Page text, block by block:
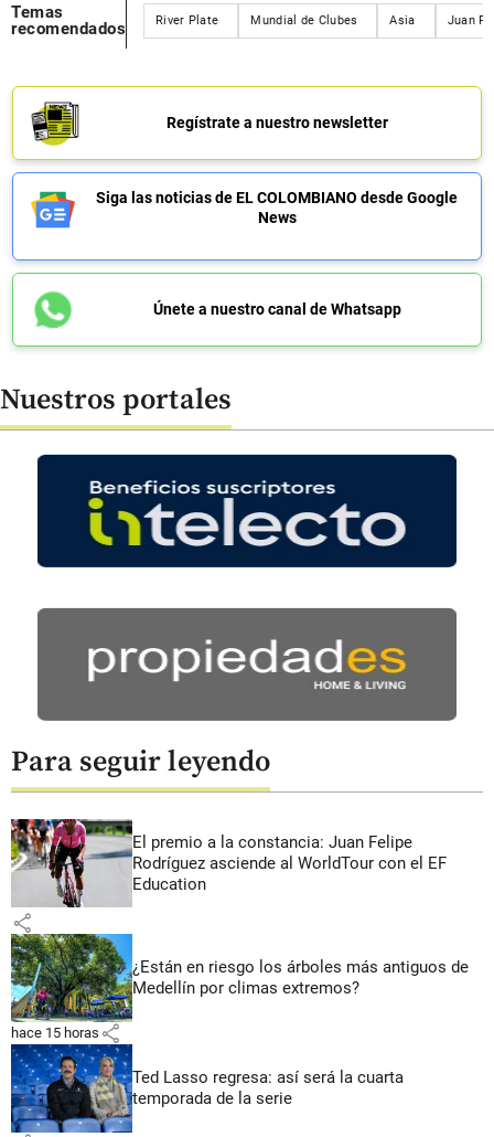
Temas
recomendados
River Plate Mundial de Clubes Asia Juan
Regístrate a nuestro newsletter
Siga las noticias de EL COLOMBIANO desde Google
News
Únete a nuestro canal de Whatsapp
Nuestros portales
Para seguir leyendo
El premio a la constancia: Juan Felipe
Rodríguez asciende al WorldTour con el EF
Education
share
¿Están en riesgo los árboles más antiguos de
Medellín por climas extremos?
hace 15 horas share
Ted Lasso regresa: así será la cuarta
temporada de la serie